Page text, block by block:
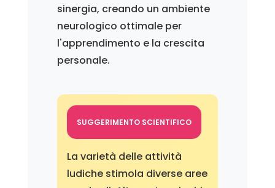
sinergia, creando un ambiente
neurologico ottimale per
l'apprendimento e la crescita
personale.
SUGGERIMENTO SCIENTIFICO
La varietà delle attività
ludiche stimola diverse aree